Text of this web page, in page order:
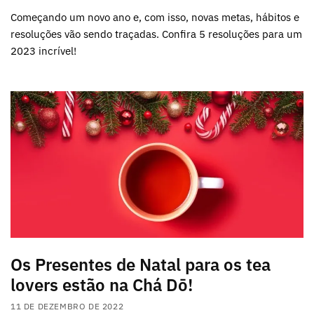
Começando um novo ano e, com isso, novas metas, hábitos e
resoluções vão sendo traçadas. Confira 5 resoluções para um
2023 incrível!
Os Presentes de Natal para os tea
lovers estão na Chá Dō!
11 DE DEZEMBRO DE 2022